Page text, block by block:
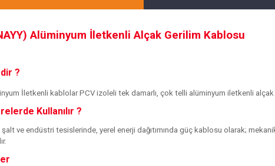
Alüminyum İletkenli Alçak Gerilim Kablosu
?
İletkenli kablolar PCV izoleli tek damarlı, çok telli alüminyum iletkenli alçak
Kullanılır ?
ve endüstri tesislerinde, yerel enerji dağıtımında güç kablosu olarak;